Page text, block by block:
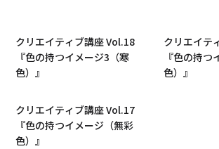
クリエイティブ講座 Vol.18
『色の持つイメージ3（寒
色）』
クリエイティブ
『色の持つ
色）』
クリエイティブ講座 Vol.17
『色の持つイメージ（無彩
色）』